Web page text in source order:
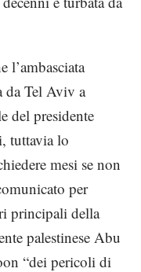
l’ambasciata
da Tel Aviv a
del presidente
tuttavia lo
mesi se non
per
principali della
palestinese Abu
“dei pericoli di